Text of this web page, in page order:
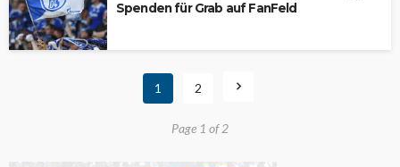
Spenden für Grab auf FanFeld
1 2
Page 1 of 2